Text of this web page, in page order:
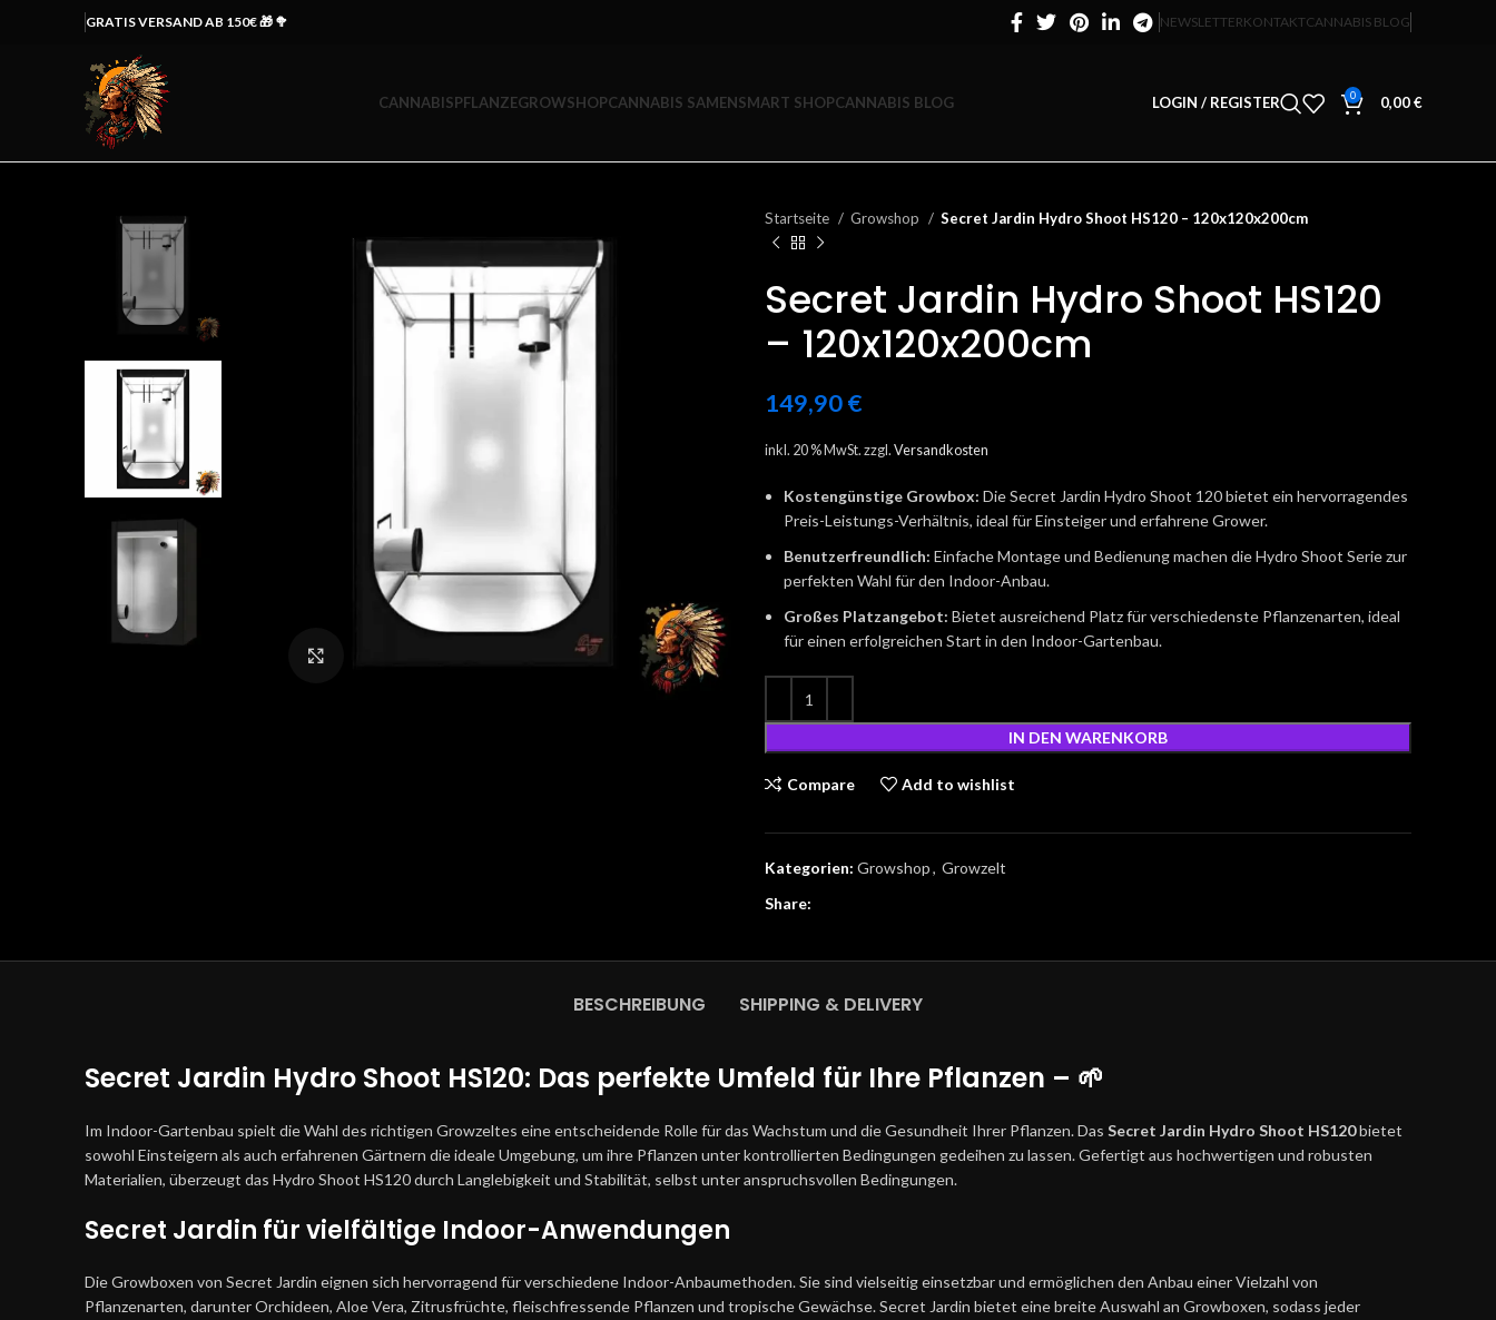
GRATIS VERSAND AB 150€ 🎁 🥦 NEWSLETTERKONTAKTCANNABIS BLOG
CANNABISPFLANZEGROWSHOPCANNABIS SAMENSMART SHOPCANNABIS BLOG LOGIN / REGISTER 0 0,00€
Startseite Growshop Secret Jardin Hydro Shoot HS120 – 120x120x200cm
Secret Jardin Hydro Shoot HS120
– 120x120x200cm
149,90€
inkl. 20 % MwSt. zzgl. Versandkosten
Kostengünstige Growbox: Die Secret Jardin Hydro Shoot 120 bietet ein hervorragendes
Preis-Leistungs-Verhältnis, ideal für Einsteiger und erfahrene Grower.
Benutzerfreundlich: Einfache Montage und Bedienung machen die Hydro Shoot Serie zur
perfekten Wahl für den Indoor-Anbau.
Großes Platzangebot: Bietet ausreichend Platz für verschiedenste Pflanzenarten, ideal
für einen erfolgreichen Start in den Indoor-Gartenbau.
IN DEN WARENKORB
Compare Add to wishlist
Kategorien: Growshop, Growzelt
Share:
BESCHREIBUNG SHIPPING & DELIVERY
Secret Jardin Hydro Shoot HS120: Das perfekte Umfeld für Ihre Pflanzen – 🌱
Im Indoor-Gartenbau spielt die Wahl des richtigen Growzeltes eine entscheidende Rolle für das Wachstum und die Gesundheit Ihrer Pflanzen. Das Secret Jardin Hydro Shoot HS120bietet
sowohl Einsteigern als auch erfahrenen Gärtnern die ideale Umgebung, um ihre Pflanzen unter kontrollierten Bedingungen gedeihen zu lassen. Gefertigt aus hochwertigen und robusten
Materialien, überzeugt das Hydro Shoot HS120 durch Langlebigkeit und Stabilität, selbst unter anspruchsvollen Bedingungen.
Secret Jardin für vielfältige Indoor-Anwendungen
Die Growboxen von Secret Jardin eignen sich hervorragend für verschiedene Indoor-Anbaumethoden. Sie sind vielseitig einsetzbar und ermöglichen den Anbau einer Vielzahl von
Pflanzenarten, darunter Orchideen, Aloe Vera, Zitrusfrüchte, fleischfressende Pflanzen und tropische Gewächse. Secret Jardin bietet eine breite Auswahl an Growboxen, sodass jeder